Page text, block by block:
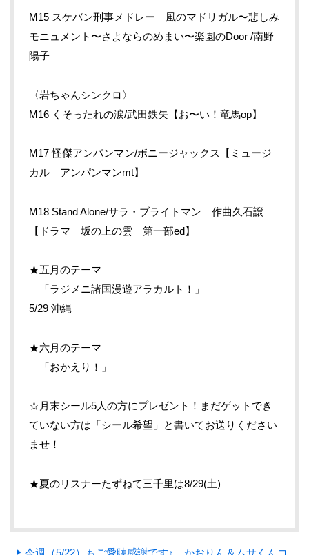
M15 スケバン刑事メドレー 風のマドリガル〜悲しみ
モニュメント〜さよならのめまい〜楽園のDoor /南野
陽子
〈岩ちゃんシンクロ〉
M16 くそったれの涙/武田鉄矢【お〜い！竜馬op】
M17 怪傑アンパンマン/ボニージャックス【ミュージ
カル アンパンマンmt】
M18 Stand Alone/サラ・ブライトマン 作曲久石譲
【ドラマ 坂の上の雲 第一部ed】
★五月のテーマ
「ラジメニ諸国漫遊アラカルト！」
5/29 沖縄
★六月のテーマ
「おかえり！」
☆月末シール5人の方にプレゼント！まだゲットでき
ていない方は「シール希望」と書いてお送りください
ませ！
★夏のリスナーたずねて三千里は8/29(土)
今週（5/22）もご愛聴感謝です♪ かおりん＆ムサくんコ